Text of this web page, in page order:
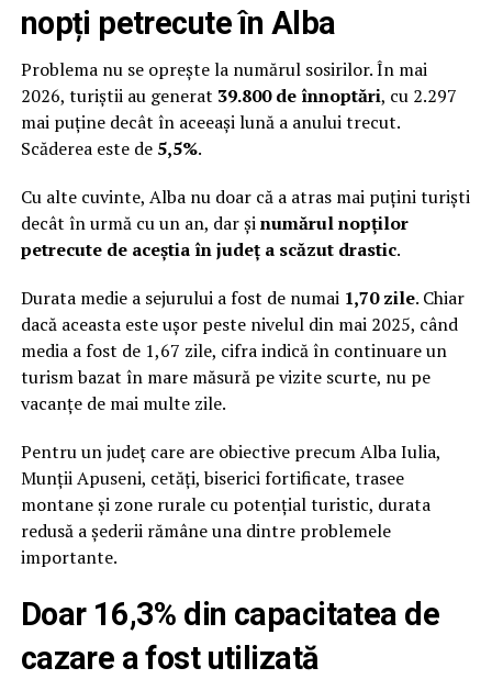
nopți petrecute în Alba
Problema nu se oprește la numărul sosirilor. În mai
2026, turiștii au generat 39.800 de înnoptări, cu 2.297
mai puține decât în aceeași lună a anului trecut.
Scăderea este de 5,5%.
Cu alte cuvinte, Alba nu doar că a atras mai puțini turiști
decât în urmă cu un an, dar șinumărul nopților
petrecute de aceștia în județ a scăzut drastic.
Durata medie a sejurului a fost de numai 1,70 zile. Chiar
dacă aceasta este ușor peste nivelul din mai 2025, când
media a fost de 1,67 zile, cifra indică în continuare un
turism bazat în mare măsură pe vizite scurte, nu pe
vacanțe de mai multe zile.
Pentru un județ care are obiective precum Alba Iulia,
Munții Apuseni, cetăți, biserici fortificate, trasee
montane și zone rurale cu potențial turistic, durata
redusă a șederii rămâne una dintre problemele
importante.
Doar 16,3% din capacitatea de
cazare a fost utilizată